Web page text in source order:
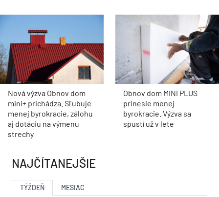
Nová výzva Obnov dom
mini+ prichádza. Sľubuje
menej byrokracie, zálohu
aj dotáciu na výmenu
strechy
Obnov dom MINI PLUS
prinesie menej
byrokracie. Výzva sa
spustí už v lete
NAJČÍTANEJŠIE
TÝŽDEŇ MESIAC